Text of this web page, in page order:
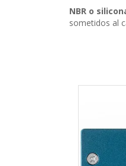
NBR o
sometidos al